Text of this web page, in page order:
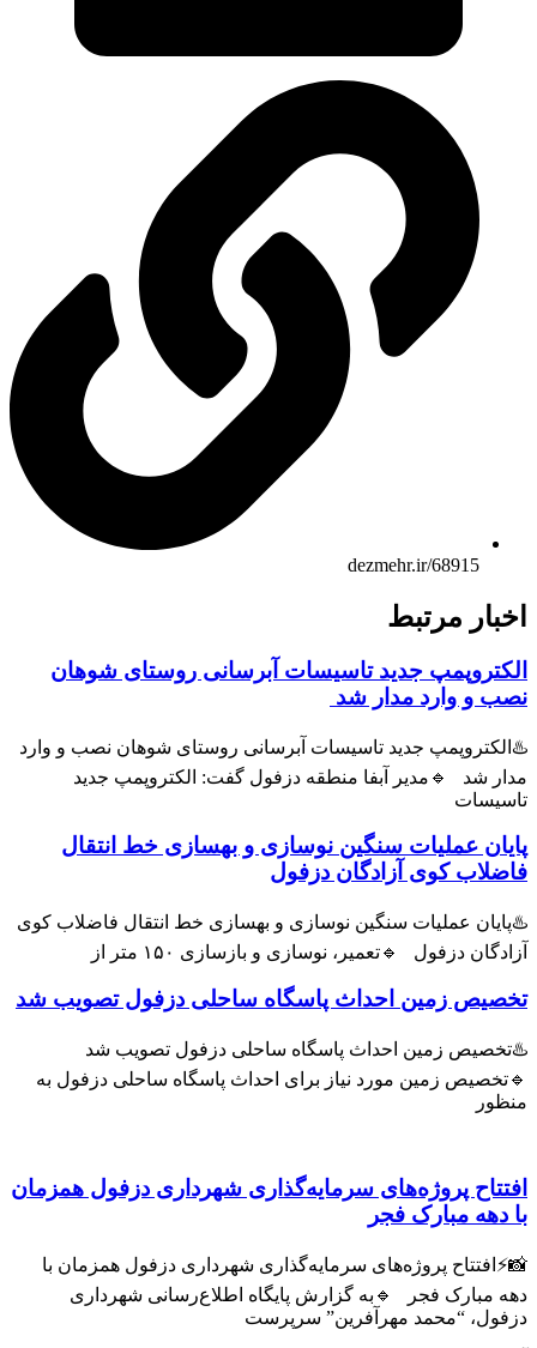
dezmehr.ir/68915
مرتبط
جدید تاسیسات آبرسانی روستای شوهان
و وارد مدار شد
جدید تاسیسات آبرسانی روستای شوهان نصب و وارد
شد 🔹مدیر آبفا منطقه دزفول گفت: الکتروپمپ جدید
عملیات سنگین نوسازی و بهسازی خط انتقال
کوی آزادگان دزفول
عملیات سنگین نوسازی و بهسازی خط انتقال فاضلاب کوی
دزفول 🔹تعمیر، نوسازی و بازسازی ۱۵۰ متر از
زمین احداث پاسگاه ساحلی دزفول تصویب شد
زمین احداث پاسگاه ساحلی دزفول تصویب شد
زمین مورد نیاز برای احداث پاسگاه ساحلی دزفول به
پروژه‌های سرمایه‌گذاری شهرداری دزفول همزمان
مبارک فجر
پروژه‌های سرمایه‌گذاری شهرداری دزفول همزمان با
فجر 🔹به گزارش پایگاه اطلاع‌رسانی شهرداری
“محمد مهرآفرین” سرپرست